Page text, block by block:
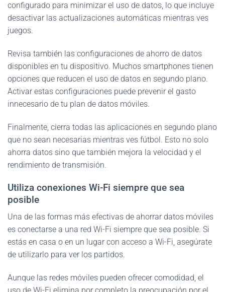
configurado para minimizar el uso de datos, lo que incluye
desactivar las actualizaciones automáticas mientras ves
juegos.
Revisa también las configuraciones de ahorro de datos
disponibles en tu dispositivo. Muchos smartphones tienen
opciones que reducen el uso de datos en segundo plano.
Activar estas configuraciones puede prevenir el gasto
innecesario de tu plan de datos móviles.
Finalmente, cierra todas las aplicaciones en segundo plano
que no sean necesarias mientras ves fútbol. Esto no solo
ahorra datos sino que también mejora la velocidad y el
rendimiento de transmisión.
Utiliza conexiones Wi-Fi siempre que sea
posible
Una de las formas más efectivas de ahorrar datos móviles
es conectarse a una red Wi-Fi siempre que sea posible. Si
estás en casa o en un lugar con acceso a Wi-Fi, asegúrate
de utilizarlo para ver los partidos.
Aunque las redes móviles pueden ofrecer comodidad, el